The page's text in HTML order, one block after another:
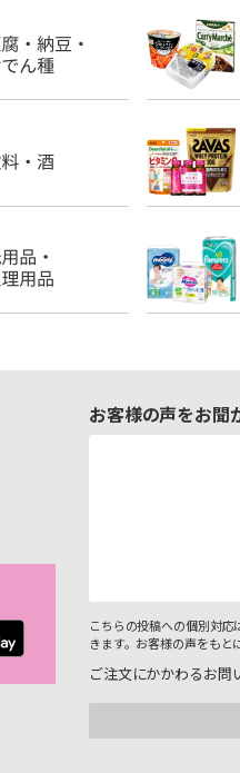
お客様の声をお聞
こちらの投稿への個別対
きます。お客様の声をもと
ご注文にかかわるお問